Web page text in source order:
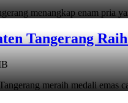
menangkap enam pria
Tangerang
meraih medali